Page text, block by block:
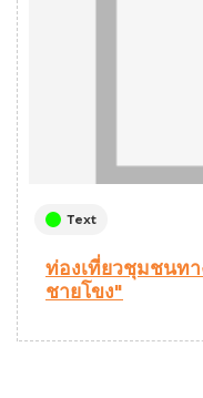
Text
ท่องเที่ยวชุมชนท
ชายโขง"